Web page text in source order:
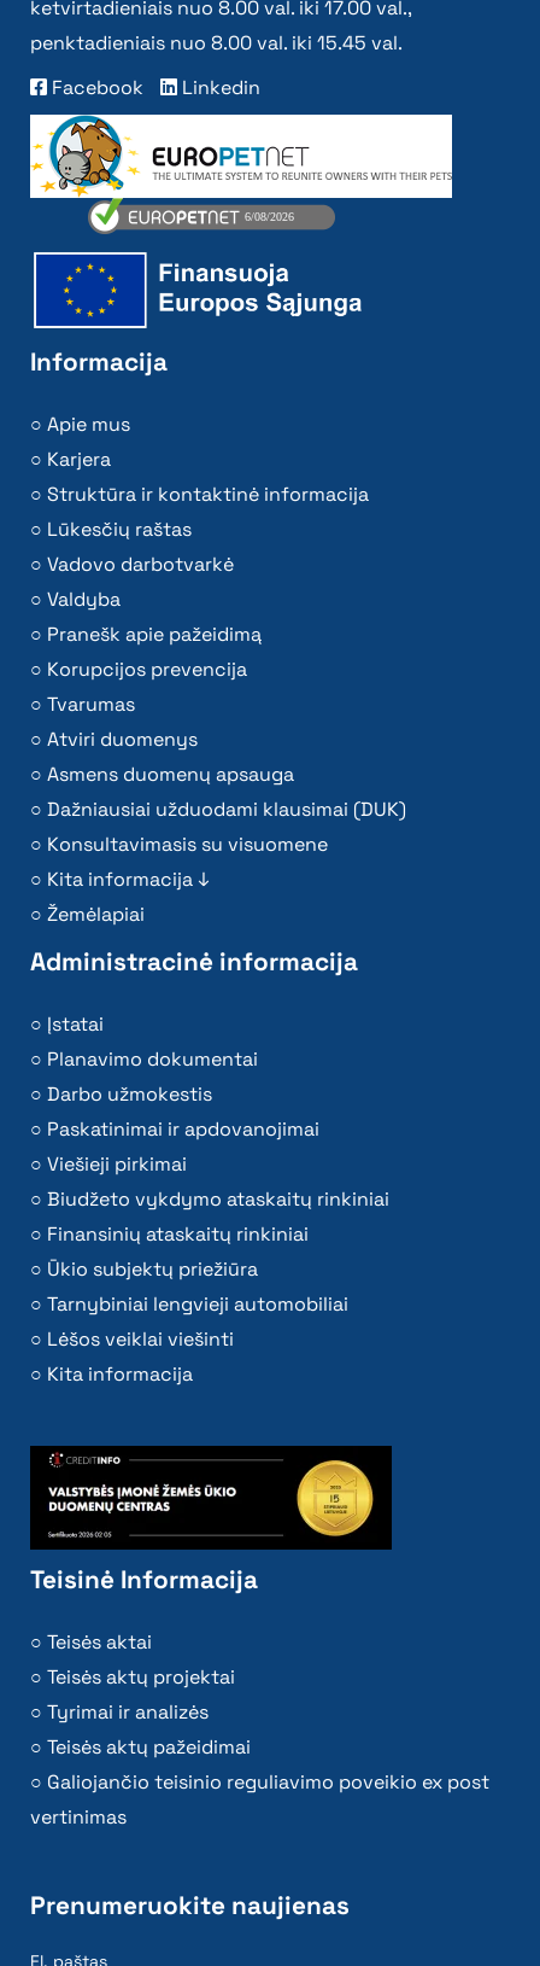
ketvirtadieniais nuo 8.00 val. iki 17.00 val.,
penktadieniais nuo 8.00 val. iki 15.45 val.
Facebook
Linkedin
Informacija
Apie mus
Karjera
Struktūra ir kontaktinė informacija
Lūkesčių raštas
Vadovo darbotvarkė
Valdyba
Pranešk apie pažeidimą
Korupcijos prevencija
Tvarumas
Atviri duomenys
Asmens duomenų apsauga
Dažniausiai užduodami klausimai (DUK)
Konsultavimasis su visuomene
Kita informacija ↓
Žemėlapiai
Administracinė informacija
Įstatai
Planavimo dokumentai
Darbo užmokestis
Paskatinimai ir apdovanojimai
Viešieji pirkimai
Biudžeto vykdymo ataskaitų rinkiniai
Finansinių ataskaitų rinkiniai
Ūkio subjektų priežiūra
Tarnybiniai lengvieji automobiliai
Lėšos veiklai viešinti
Kita informacija
Teisinė Informacija
Teisės aktai
Teisės aktų projektai
Tyrimai ir analizės
Teisės aktų pažeidimai
Galiojančio teisinio reguliavimo poveikio ex post
vertinimas
Prenumeruokite naujienas
El. paštas